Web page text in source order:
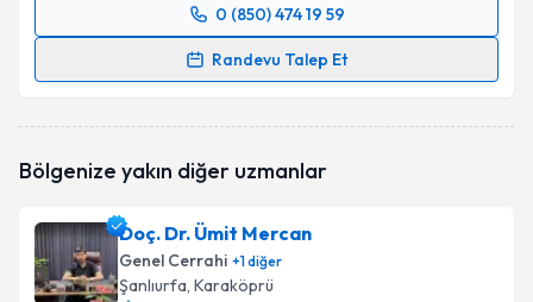
0 (850) 474 19 59
Randevu Talep Et
Randevu Takvimi Talebi
talebi oluşturun. Size bu uzmandan randevu almanız
bilgilendireceğiz.
E-posta Adresiniz
Bölgenize yakın diğer uzmanlar
Doç. Dr. Ümit Mercan
Genel Cerrahi +1diğer
Şanlıurfa, Karaköprü